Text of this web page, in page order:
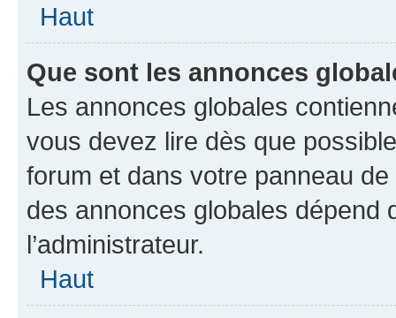
Haut
Que sont les annonces
Les annonces globales
vous devez lire dès que
forum et dans votre panneau
des annonces globales dépend
l’administrateur.
Haut